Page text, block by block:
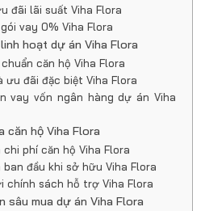
đãi lãi suất Viha Flora
vay 0% Viha Flora
hoạt dự án Viha Flora
căn hộ Viha Flora
ưu đãi đặc biệt Viha Flora
vay vốn ngân hàng dự án Viha
căn hộ Viha Flora
phí căn hộ Viha Flora
đầu khi sở hữu Viha Flora
chính sách hỗ trợ Viha Flora
sâu mua dự án Viha Flora